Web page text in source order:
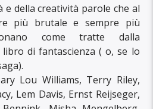
e della creatività parole che al
più brutale e sempre più
come tratte dalla
di fantascienza ( o, se lo
Lou Williams, Terry Riley,
Lem Davis, Ernst Reijseger,